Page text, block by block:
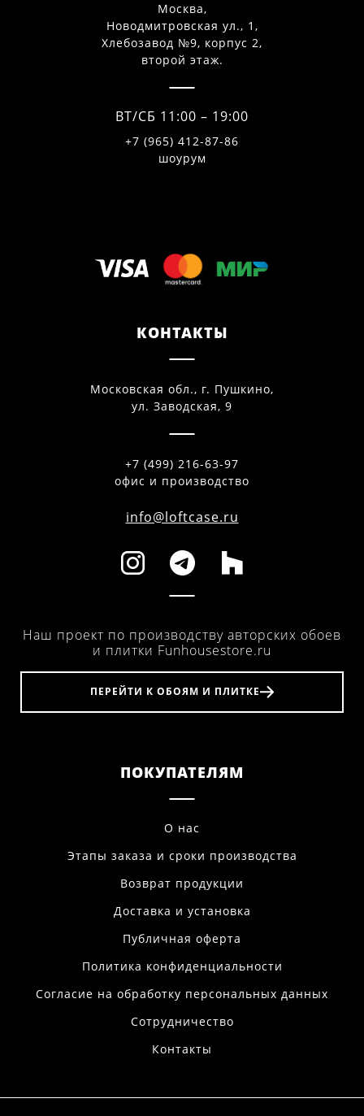
Москва,
Новодмитровская ул., 1,
Хлебозавод №9, корпус 2,
второй этаж.
ВТ/СБ 11:00 – 19:00
+7 (965) 412-87-86
шоурум
КОНТАКТЫ
Московская обл., г. Пушкино,
ул. Заводская, 9
+7 (499) 216-63-97
офис и производство
info@loftcase.ru
Наш проект по производству авторских обоев
и плитки Funhousestore.ru
ПЕРЕЙТИ К ОБОЯМ И ПЛИТКЕ
ПОКУПАТЕЛЯМ
О нас
Этапы заказа и сроки производства
Возврат продукции
Доставка и установка
Публичная оферта
Политика конфиденциальности
Согласие на обработку персональных данных
Сотрудничество
Контакты